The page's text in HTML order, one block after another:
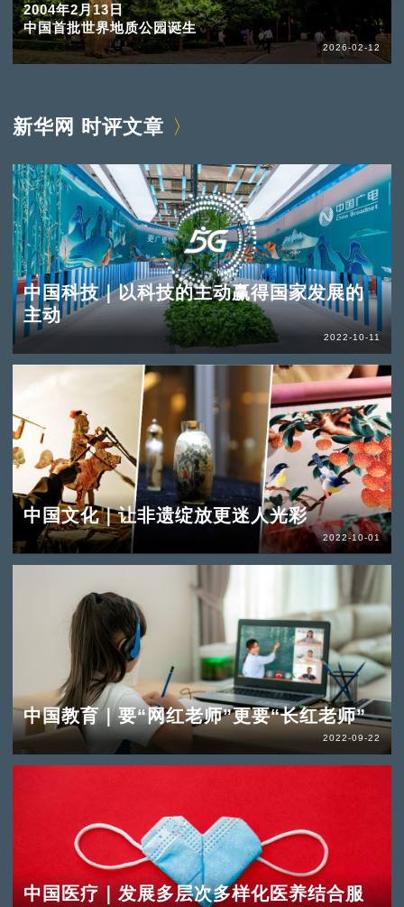
2004年2月13日
中国首批世界地质公园诞生
2026-02-12
新华网 时评文章
中国科技｜以科技的主动赢得国家发展的
主动
2022-10-11
中国文化｜让非遗绽放更迷人光彩
2022-10-01
中国教育｜要“网红老师”更要“长红老师”
2022-09-22
中国医疗｜发展多层次多样化医养结合服